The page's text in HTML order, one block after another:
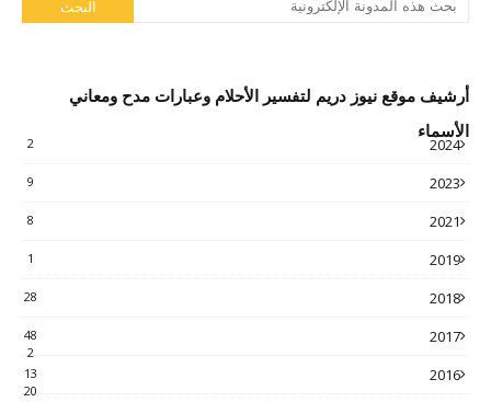
أرشيف موقع نيوز دريم لتفسير الأحلام وعبارات مدح ومعاني
الأسماء
2024
2
2023
9
2021
8
2019
1
2018
28
2017
48
2
2016
13
20